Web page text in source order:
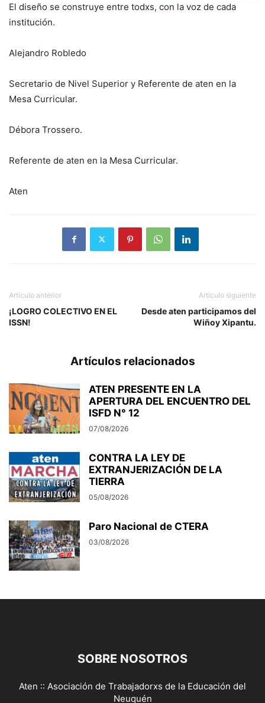
El diseño se construye entre todxs, con la voz de cada
institución.
Alejandro Robledo
Secretario de Nivel Superior y Referente de aten en la
Mesa Curricular.
Débora Trossero.
Referente de aten en la Mesa Curricular.
Aten
Artículo anterior
¡LOGRO COLECTIVO EN EL
ISSN!
Artículo siguiente
Desde aten participamos del
Wiñoy Xipantu.
Artículos relacionados
ATEN PRESENTE EN LA
APERTURA DEL ENCUENTRO DEL
ISFD N° 12
07/08/2026
CONTRA LA LEY DE
EXTRANJERIZACIÓN DE LA
TIERRA
05/08/2026
Paro Nacional de CTERA
03/08/2026
SOBRE NOSOTROS
Aten :: Asociación de Trabajadorxs de la Educación del
Neuquén